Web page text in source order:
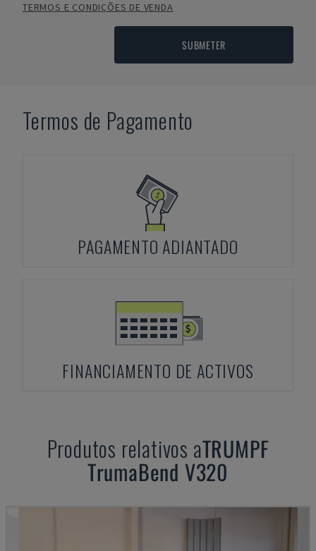
TERMOS E CONDIÇÕES DE VENDA
SUBMETER
Termos de Pagamento
PAGAMENTO ADIANTADO
FINANCIAMENTO DE ACTIVOS
Produtos relativos aTRUMPF
TrumaBend V320